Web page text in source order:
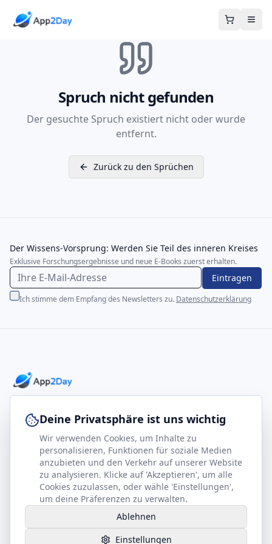
Spruch nicht gefunden
Der gesuchte Spruch existiert nicht oder wurde
entfernt.
Zurück zu den Sprüchen
Der Wissens-Vorsprung: Werden Sie Teil des inneren Kreises
Exklusive Forschungsergebnisse und neue E-Books zuerst erhalten.
Eintragen
Ich stimme dem Empfang des Newsletters zu. Datenschutzerklärung
footer.company
Kontakt
Partner werden
Gesundheits-Kompass
Rechtliches
Impressum
Datenschutz
AGB
Deine Privatsphäre ist uns wichtig
Wir verwenden Cookies, um Inhalte zu
personalisieren, Funktionen für soziale Medien
anzubieten und den Verkehr auf unserer Website
zu analysieren. Klicke auf 'Akzeptieren', um alle
Cookies zuzulassen, oder wähle 'Einstellungen',
um deine Präferenzen zu verwalten.
Ablehnen
Einstellungen
Hilfe benötigt?